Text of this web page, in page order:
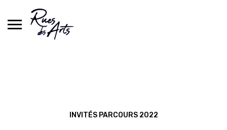
INVITÉS PARCOURS 2022